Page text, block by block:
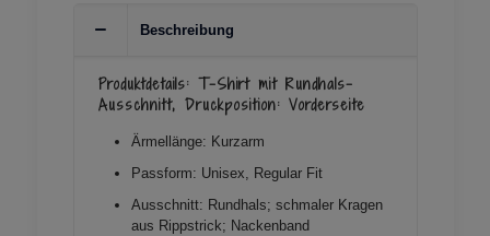
Beschreibung
Produktdetails: T-Shirt mit Rundhals-
Ausschnitt, Druckposition: Vorderseite
Ärmellänge: Kurzarm
Passform: Unisex, Regular Fit
Ausschnitt: Rundhals; schmaler Kragen
aus Rippstrick; Nackenband